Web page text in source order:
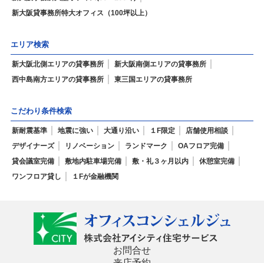
新大阪貸事務所特大オフィス（100坪以上）
エリア検索
新大阪北側エリアの貸事務所
新大阪南側エリアの貸事務所
西中島南方エリアの貸事務所
東三国エリアの貸事務所
こだわり条件検索
新耐震基準 地震に強い 大通り沿い １F限定
店舗使用相談
デザイナーズ
リノベーション ランドマーク
OAフロア完備
貸会議室完備
敷地内駐車場完備 敷・礼３ヶ月以内
休憩室完備
ワンフロア貸し
１Fが金融機関
お問合せ